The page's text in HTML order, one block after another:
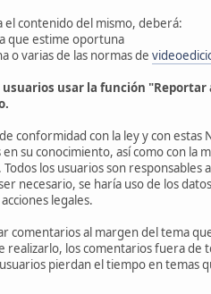
el contenido del mismo, deberá:
que estime oportuna
o varias de las normas de
usar la función "Reportar
conformidad con la ley y con estas
su conocimiento, así como con la
los usuarios son responsables
necesario, se haría uso de los
legales.
comentarios al margen del tema
realizarlo, los comentarios fuera de
pierdan el tiempo en temas